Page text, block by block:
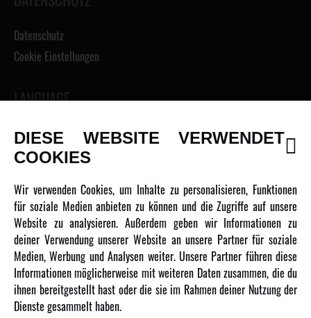
Datenschutz
Cookie Einstellungen
LANGUAGE
INFORMATIONEN
Newsletter
Über uns
Karriere
Amewi Kataloge
DIESE WEBSITE VERWENDET
COOKIES
Wir verwenden Cookies, um Inhalte zu personalisieren, Funktionen
für soziale Medien anbieten zu können und die Zugriffe auf unsere
Website zu analysieren. Außerdem geben wir Informationen zu
deiner Verwendung unserer Website an unsere Partner für soziale
Medien, Werbung und Analysen weiter. Unsere Partner führen diese
Informationen möglicherweise mit weiteren Daten zusammen, die du
ihnen bereitgestellt hast oder die sie im Rahmen deiner Nutzung der
Dienste gesammelt haben.